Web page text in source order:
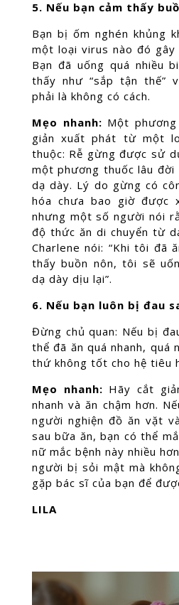
5. Nếu bạn cảm thấy
Bạn bị ốm nghén khủng
một loại virus nào đó gây
Bạn đã uống quá nhiều
thấy như “sắp tận thế”
phải là không có cách.
Mẹo nhanh: Một
giản xuất phát từ một
thuộc: Rễ gừng được sử
một phương thuốc lâu đời
dạ dày. Lý do gừng có
hóa chưa bao giờ được
nhưng một số người nói
độ thức ăn di chuyển từ
Charlene nói: “Khi tôi đã
thấy buồn nôn, tôi sẽ
dạ dày dịu lại”.
6. Nếu bạn luôn bị đau
Đừng chủ quan: Nếu bị
thể đã ăn quá nhanh, quá
thứ không tốt cho hệ tiêu
Mẹo nhanh: Hãy cắt
nhanh và ăn chậm hơn.
người nghiện đồ ăn vặt
sau bữa ăn, bạn có thể
nữ mắc bệnh này nhiều
người bị sỏi mật mà
gặp bác sĩ của bạn để
LILA